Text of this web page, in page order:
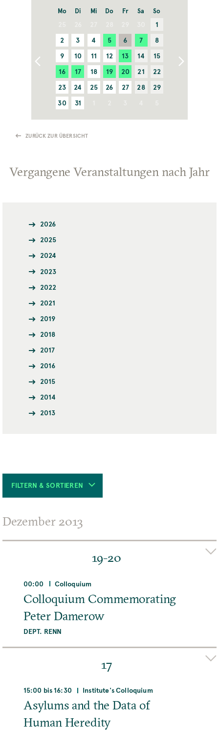
ZURÜCK ZUR ÜBERSICHT
Mo Di Mi Do Fr Sa So
1
2
3 4 5 6 7
8
9
10 11 12 13 14
15
16
17 18 19 20 21
22
23
24 25 26 27 28
29
30
31
Vergangene Veranstaltungen nach Jahr
2026
2025
2024
2023
2022
2021
2019
2018
2017
2016
2015
2014
2013
FILTERN & SORTIEREN
- Alle -
Dezember 2013
19-20
00:00 Colloquium
Colloquium Commemorating
Peter Damerow
DEPT. RENN
Boltzmannstraße 22, 14195 Berlin, Deutschland
MEHR
17
15:00 bis 16:30 Institute's Colloquium
Asylums and the Data of
Human Heredity